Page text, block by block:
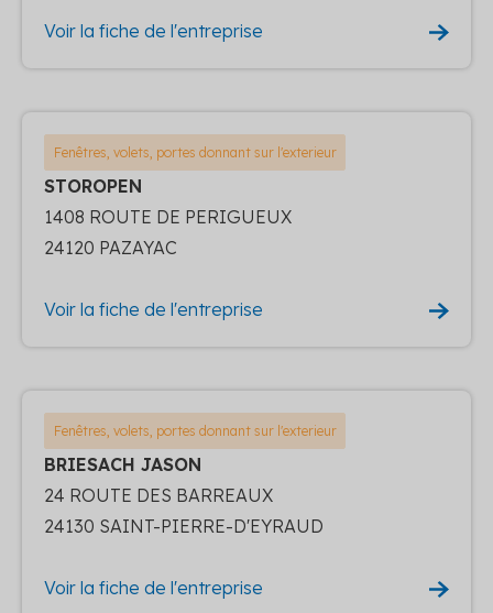
Voir la fiche de l'entreprise
Fenêtres, volets, portes donnant sur l'exterieur
STOROPEN
1408 ROUTE DE PERIGUEUX
24120 PAZAYAC
Voir la fiche de l'entreprise
Fenêtres, volets, portes donnant sur l'exterieur
BRIESACH JASON
24 ROUTE DES BARREAUX
24130 SAINT-PIERRE-D'EYRAUD
Voir la fiche de l'entreprise